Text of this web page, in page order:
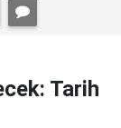
Tarih